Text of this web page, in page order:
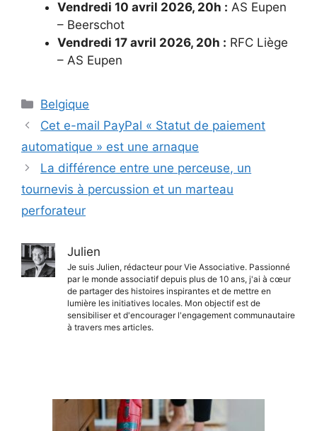
Vendredi 10 avril 2026, 20h : AS Eupen
– Beerschot
Vendredi 17 avril 2026, 20h : RFC Liège
– AS Eupen
Catégories
Belgique
Cet e-mail PayPal « Statut de paiement
automatique » est une arnaque
La différence entre une perceuse, un
tournevis à percussion et un marteau
perforateur
Julien
Je suis Julien, rédacteur pour Vie Associative. Passionné
par le monde associatif depuis plus de 10 ans, j'ai à cœur
de partager des histoires inspirantes et de mettre en
lumière les initiatives locales. Mon objectif est de
sensibiliser et d'encourager l'engagement communautaire
à travers mes articles.